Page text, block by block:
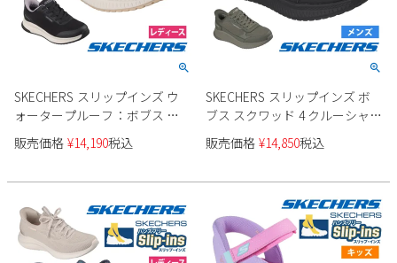
SKECHERS スリップインズ ウ
ォータープルーフ：ボブス ス
クワッド 4 防水 117744
販売価格 ¥14,190税込
SKECHERS スリップインズ ボ
ブス スクワッド 4 クルーシャル
ステップ 防水 118416 メンズ
販売価格 ¥14,850税込